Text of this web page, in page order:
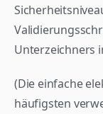
Unterzeichners
(Die einfache
häufigsten